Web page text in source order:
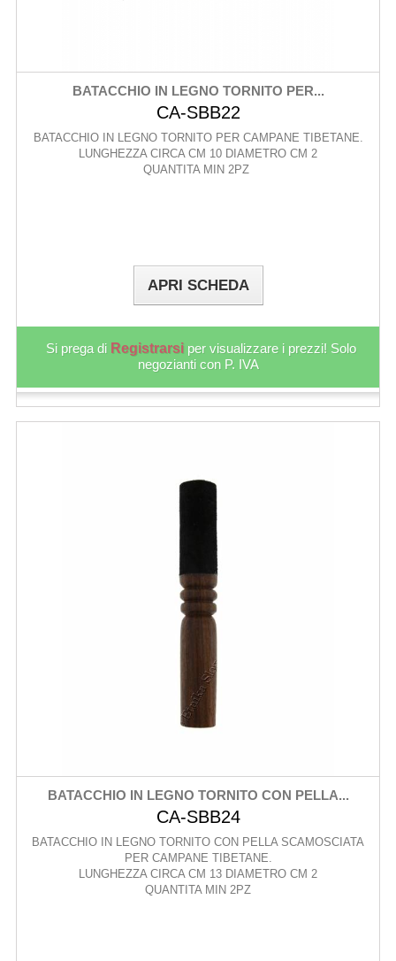
BATACCHIO IN LEGNO TORNITO PER...
CA-SBB22
BATACCHIO IN LEGNO TORNITO PER CAMPANE TIBETANE.
LUNGHEZZA CIRCA CM 10 DIAMETRO CM 2
QUANTITA MIN 2PZ
APRI SCHEDA
Si prega di Registrarsi per visualizzare i prezzi! Solo
negozianti con P. IVA
BATACCHIO IN LEGNO TORNITO CON PELLA...
CA-SBB24
BATACCHIO IN LEGNO TORNITO CON PELLA SCAMOSCIATA
PER CAMPANE TIBETANE.
LUNGHEZZA CIRCA CM 13 DIAMETRO CM 2
QUANTITA MIN 2PZ